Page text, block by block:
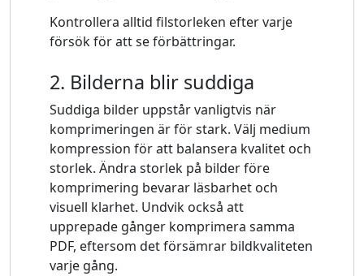
Kontrollera alltid filstorleken efter varje
försök för att se förbättringar.
2. Bilderna blir suddiga
Suddiga bilder uppstår vanligtvis när
komprimeringen är för stark. Välj medium
kompression för att balansera kvalitet och
storlek. Ändra storlek på bilder före
komprimering bevarar läsbarhet och
visuell klarhet. Undvik också att
upprepade gånger komprimera samma
PDF, eftersom det försämrar bildkvaliteten
varje gång.